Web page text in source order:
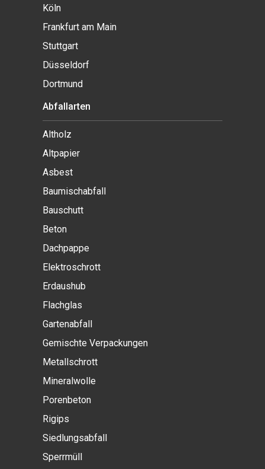
Köln
Frankfurt am Main
Stuttgart
Düsseldorf
Dortmund
Abfallarten
Altholz
Altpapier
Asbest
Baumischabfall
Bauschutt
Beton
Dachpappe
Elektroschrott
Erdaushub
Flachglas
Gartenabfall
Gemischte Verpackungen
Metallschrott
Mineralwolle
Porenbeton
Rigips
Siedlungsabfall
Sperrmüll